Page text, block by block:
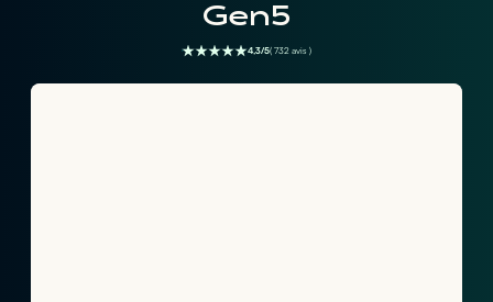
Gen5
4,3/5( 732 avis )